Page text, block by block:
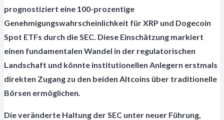
prognostiziert eine 100-prozentige
Genehmigungswahrscheinlichkeit für XRP und Dogecoin
Spot ETFs durch die SEC. Diese Einschätzung markiert
einen fundamentalen Wandel in der regulatorischen
Landschaft und könnte institutionellen Anlegern erstmals
direkten Zugang zu den beiden Altcoins über traditionelle
Börsen ermöglichen.
Die veränderte Haltung der SEC unter neuer Führung,